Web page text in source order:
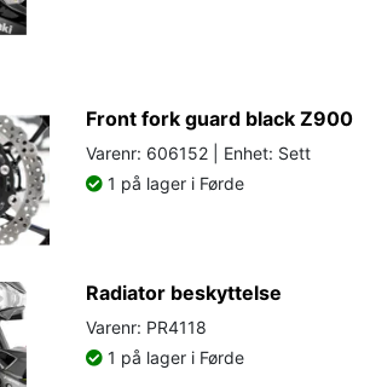
Front fork guard black Z900
Varenr: 606152 | Enhet: Sett
1 på lager i Førde
Radiator beskyttelse
Varenr: PR4118
1 på lager i Førde